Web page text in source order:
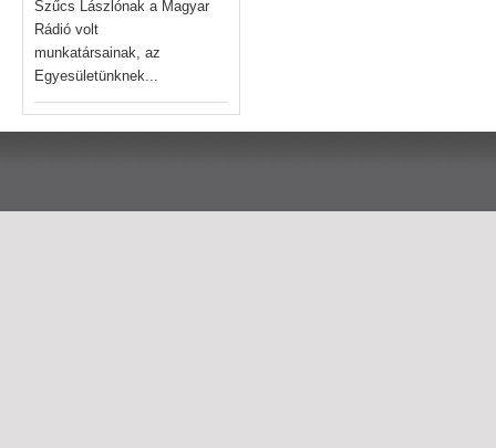
Szűcs Lászlónak a Magyar
Rádió volt
munkatársainak, az
Egyesületünknek...